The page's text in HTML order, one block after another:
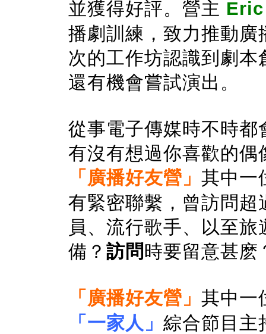
並獲得好評。 營主
播劇訓練，致力推動
次的工作坊認識到劇
還有機會嘗試演出。
從事電子傳媒時不時
有沒有想過你喜歡的
「廣播好友營」 其中
有緊密聯繫，曾訪問
員、流行歌手、以至
備？ 訪問時要留意甚麽
「廣播好友營」 其中一
「一家人」 綜合節目主